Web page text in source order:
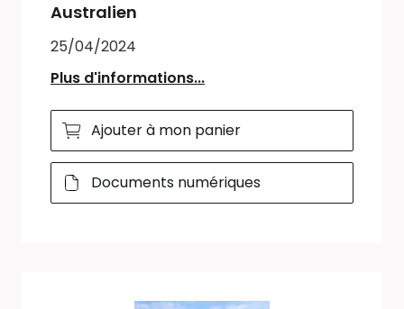
Australien
25/04/2024
Plus d'informations...
Ajouter à mon panier
Documents numériques